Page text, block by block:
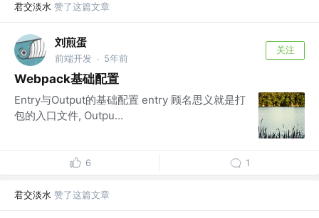
君交淡水 赞了这篇文章
刘煎蛋
前端开发 · 5年前
关注
Webpack基础配置
Entry与Output的基础配置 entry 顾名思义就是打
包的入口文件, Outpu...
6 1
君交淡水 赞了这篇文章